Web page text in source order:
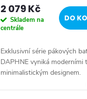
2 079 Kč
Skladem na
centrále
DO
Exklusivní série pákových
DAPHNE vyniká moderními
minimalistickým designem.
Typickým znakem série je